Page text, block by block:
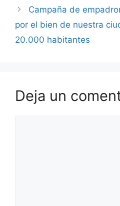
Campaña de
por el bien de nuestra
20.000 habitantes
Deja un